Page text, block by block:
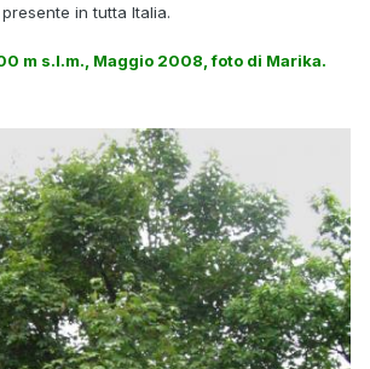
in tutta Italia.
m s.l.m., Maggio 2008, foto di Marika.